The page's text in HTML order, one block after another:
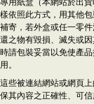
用紙盒（本網站於出
依照此方式，用其他包
寄，若外盒或任一零
之物有毀損、滅失或
請包裝妥當以免使產
。
些被連結網站或網頁
其內容之正確性、可信